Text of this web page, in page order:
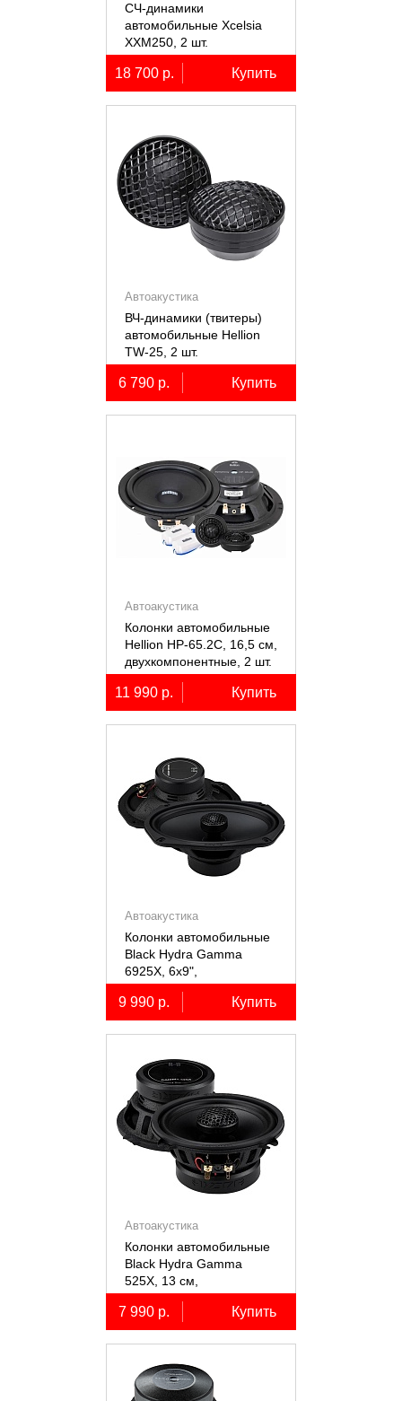
СЧ-динамики
автомобильные Xcelsia
XXM250, 2 шт.
18 700 р. Купить
Автоакустика
ВЧ-динамики (твитеры)
автомобильные Hellion
TW-25, 2 шт.
6 790 р. Купить
Автоакустика
Колонки автомобильные
Hellion HP-65.2С, 16,5 см,
двухкомпонентные, 2 шт.
11 990 р. Купить
Автоакустика
Колонки автомобильные
Black Hydra Gamma
6925X, 6х9",
коаксиальные
двухполосные, 2 шт.
9 990 р. Купить
Автоакустика
Колонки автомобильные
Black Hydra Gamma
525X, 13 см,
коаксиальные
двухполосные, 2 шт.
7 990 р. Купить